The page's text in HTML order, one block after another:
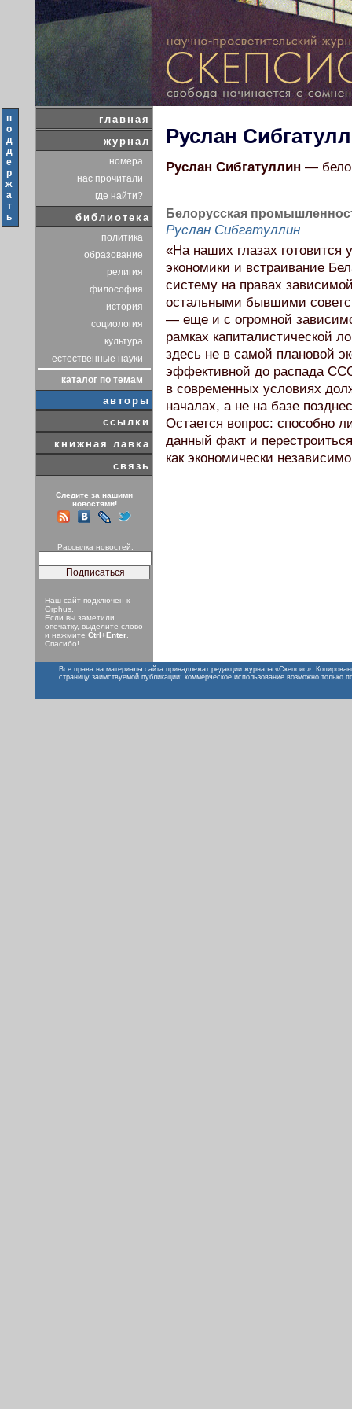
п
о
д
д
е
р
ж
а
т
ь
главная
журнал
номера
нас прочитали
где найти?
библиотека
политика
образование
религия
философия
история
социология
культура
естественные науки
каталог по темам
авторы
ссылки
книжная лавка
связь
Следите за нашими
новостями!
Рассылка новостей:
Наш сайт подключен к
Orphus
Если вы заметили
опечатку, выделите слово
и нажмите Ctrl+Enter
Спасибо!
Руслан
Руслан Сибгатуллин —
Белорусская
Руслан Сибгатуллин
«На наших глазах готовится
экономики и встраивание
систему на правах
остальными бывшими
— еще и с огромной
рамках капиталистической
здесь не в самой плановой
эффективной до распада
в современных условиях
началах, а не на базе
Остается вопрос: способно
данный факт и
как экономически
Все права на материалы сайта принадлежат редакции журнала «Скепсис».
страницу заимствуемой публикации; коммерческое использование возможно только